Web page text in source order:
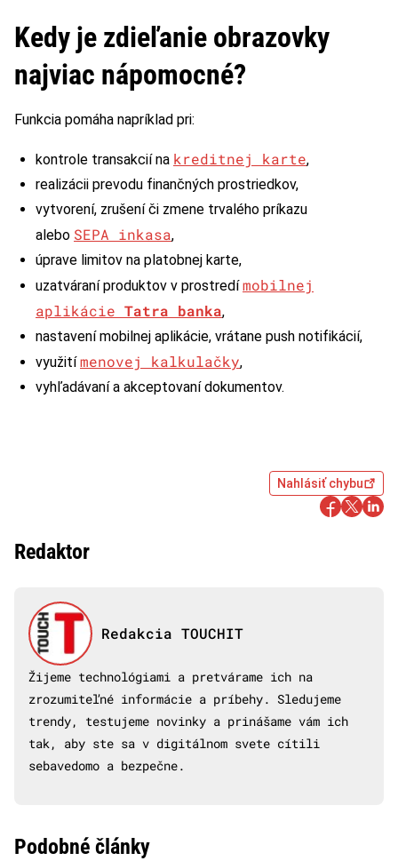
Kedy je zdieľanie obrazovky
najviac nápomocné?
Funkcia pomáha napríklad pri:
kontrole transakcií na kreditnej karte,
realizácii prevodu finančných prostriedkov,
vytvorení, zrušení či zmene trvalého príkazu
alebo SEPA inkasa,
úprave limitov na platobnej karte,
uzatváraní produktov v prostredímobilnej
aplikácie Tatra banka,
nastavení mobilnej aplikácie, vrátane push notifikácií,
využitímenovej kalkulačky,
vyhľadávaní a akceptovaní dokumentov.
Nahlásiť chybu
Redaktor
Redakcia TOUCHIT
Žijeme technológiami a pretvárame ich na
zrozumiteľné informácie a príbehy. Sledujeme
trendy, testujeme novinky a prinášame vám ich
tak, aby ste sa v digitálnom svete cítili
sebavedomo a bezpečne.
Podobné články